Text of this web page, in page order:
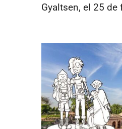
Gyaltsen, el 25 de